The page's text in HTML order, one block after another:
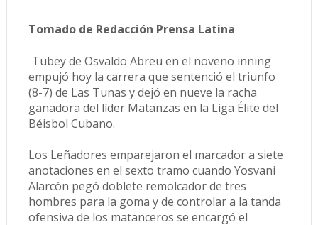
Tomado de Redacción Prensa Latina
Tubey de Osvaldo Abreu en el noveno inning
empujó hoy la carrera que sentenció el triunfo
(8-7) de Las Tunas y dejó en nueve la racha
ganadora del líder Matanzas en la Liga Élite del
Béisbol Cubano.
Los Leñadores emparejaron el marcador a siete
anotaciones en el sexto tramo cuando Yosvani
Alarcón pegó doblete remolcador de tres
hombres para la goma y de controlar a la tanda
ofensiva de los matanceros se encargó el